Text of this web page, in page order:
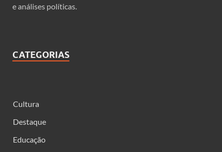
e análises políticas.
CATEGORIAS
Cultura
Destaque
Educação